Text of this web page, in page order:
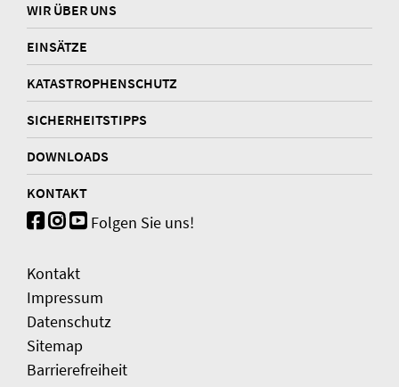
WIR ÜBER UNS
EINSÄTZE
KATASTROPHENSCHUTZ
SICHERHEITSTIPPS
DOWNLOADS
KONTAKT
Folgen Sie uns!
Kontakt
Impressum
Datenschutz
Sitemap
Barrierefreiheit